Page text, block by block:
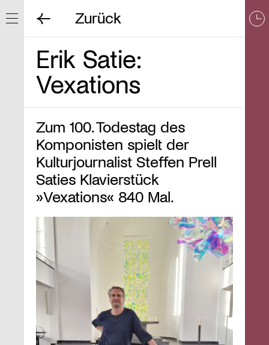
Navigation ein/ausblenden
Zurück
Erik Satie:
Vexations
Zum 100. Todestag des
Komponisten spielt der
Kulturjournalist Steffen Prell
Saties Klavierstück
»Vexations« 840 Mal.